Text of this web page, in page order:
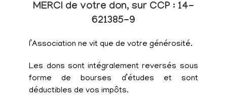
MERCI de votre don, sur CCP : 14-
621385-9
l’Association ne vit que de votre générosité.
Les dons sont intégralement reversés sous
forme de bourses d’études et sont
déductibles de vos impôts.